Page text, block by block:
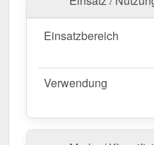
und werden nicht
2,00 m, sodass Sie den
Wandfläche anpassen
2,00 m, sodass Sie den
Dachfläche anpassen
Falls vor Ort
Einsatzbereich
Verwendung